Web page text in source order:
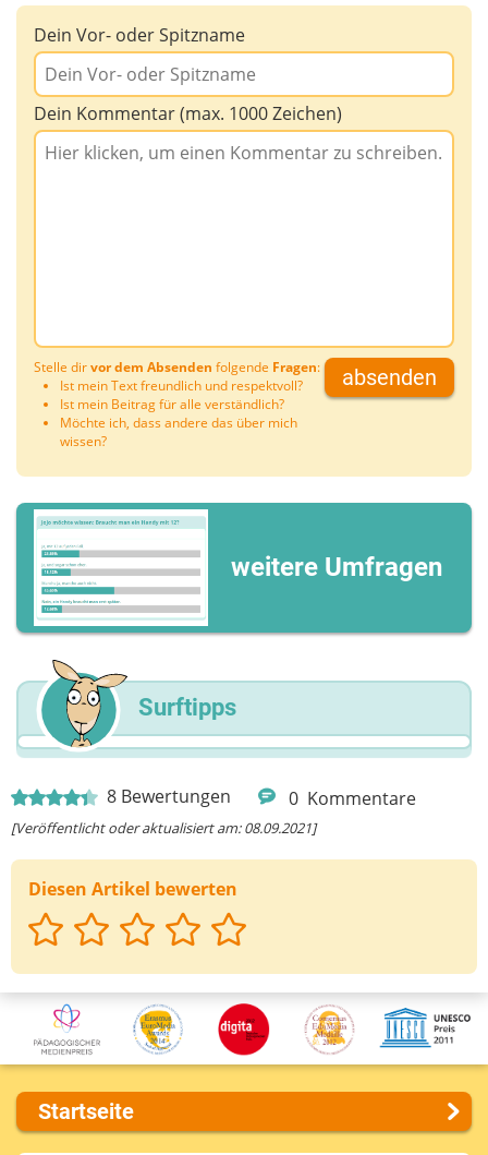
Dein Vor- oder Spitzname
Dein Kommentar (max. 1000 Zeichen)
Stelle dirvor dem Absenden folgende Fragen:
Ist mein Text freundlich und respektvoll?
Ist mein Beitrag für alle verständlich?
Möchte ich, dass andere das über mich
wissen?
absenden
8 Bewertungen 0 Kommentare
[Veröffentlicht oder aktualisiert am: 08.09.2021]
Diesen Artikel bewerten
weitere Umfragen
Surftipps
Startseite